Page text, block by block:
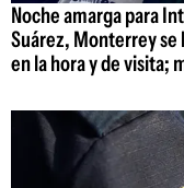
Noche amarga para
Suárez, Monterrey
en la hora y de visita;